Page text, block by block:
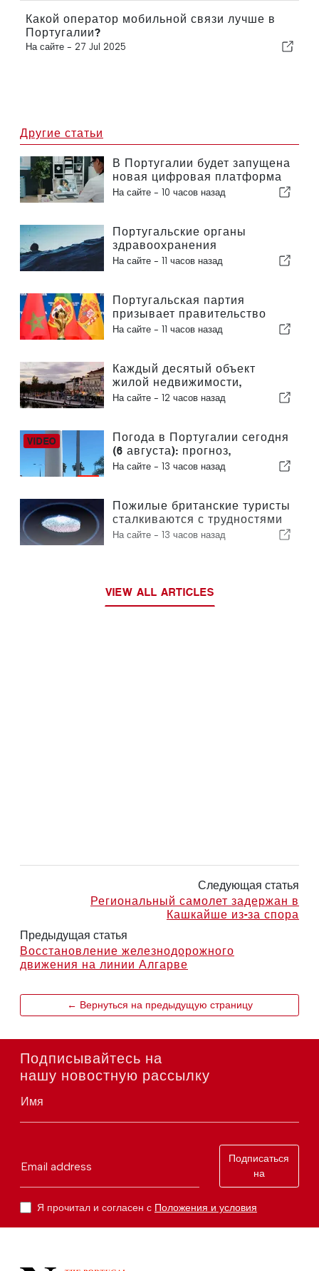
Какой оператор мобильной связи лучше в
Португалии?
На сайте - 27 Jul 2025
Другие статьи
В Португалии будет запущена
новая цифровая платформа
в сфере здравоохранения
На сайте - 10 часов назад
Португальские органы
здравоохранения
предупреждают об опасности
На сайте - 11 часов назад
Португальская партия
призывает правительство
пересмотреть решение о
2030 года в связи с кризисом
вокруг Сеуты
На сайте - 11 часов назад
Каждый десятый объект
жилой недвижимости,
выставленный на продажу в
На сайте - 12 часов назад
Погода в Португалии сегодня
(6 августа): прогноз,
температура и что ожидать
На сайте - 13 часов назад
Пожилые британские туристы
сталкиваются с трудностями
в связи с введением в
На сайте - 13 часов назад
VIEW ALL ARTICLES
Следующая статья
Региональный самолет задержан в
Кашкайше из-за спора
Предыдущая статья
Восстановление железнодорожного
движения на линии Алгарве
← Вернуться на предыдущую страницу
Подписывайтесь на
нашу новостную рассылку
Имя
Email address
Подписаться
на
Я прочитал и согласен с Положения и условия